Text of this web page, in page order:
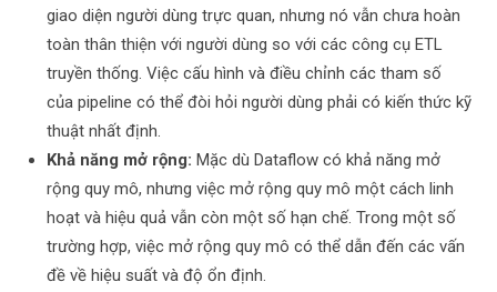
giao diện người dùng trực quan, nhưng nó vẫn chưa hoàn
toàn thân thiện với người dùng so với các công cụ ETL
truyền thống. Việc cấu hình và điều chỉnh các tham số
của pipeline có thể đòi hỏi người dùng phải có kiến thức kỹ
thuật nhất định.
Khả năng mở rộng: Mặc dù Dataflow có khả năng mở
rộng quy mô, nhưng việc mở rộng quy mô một cách linh
hoạt và hiệu quả vẫn còn một số hạn chế. Trong một số
trường hợp, việc mở rộng quy mô có thể dẫn đến các vấn
đề về hiệu suất và độ ổn định.